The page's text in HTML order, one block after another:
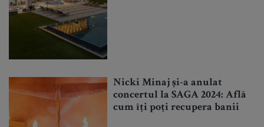
Nicki Minaj și-a anulat
concertul la SAGA 2024: Află
cum îți poți recupera banii